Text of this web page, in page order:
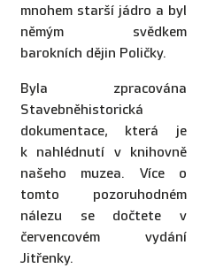
mnohem starší jádro a byl
němým svědkem
barokních dějin Poličky.
Byla zpracována
Stavebněhistorická
dokumentace, která je
k nahlédnutí v knihovně
našeho muzea. Více o
tomto pozoruhodném
nálezu se dočtete v
červencovém vydání
Jitřenky.